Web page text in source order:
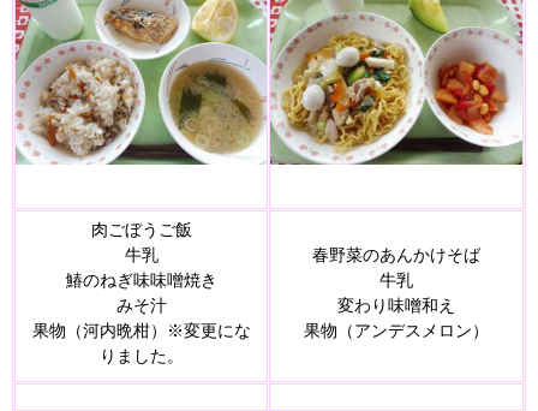
肉ごぼうご飯
牛乳
鰆のねぎ味味噌焼き
みそ汁
果物（河内晩柑）※変更にな
りました。
春野菜のあんかけそば
牛乳
変わり味噌和え
果物（アンデスメロン）